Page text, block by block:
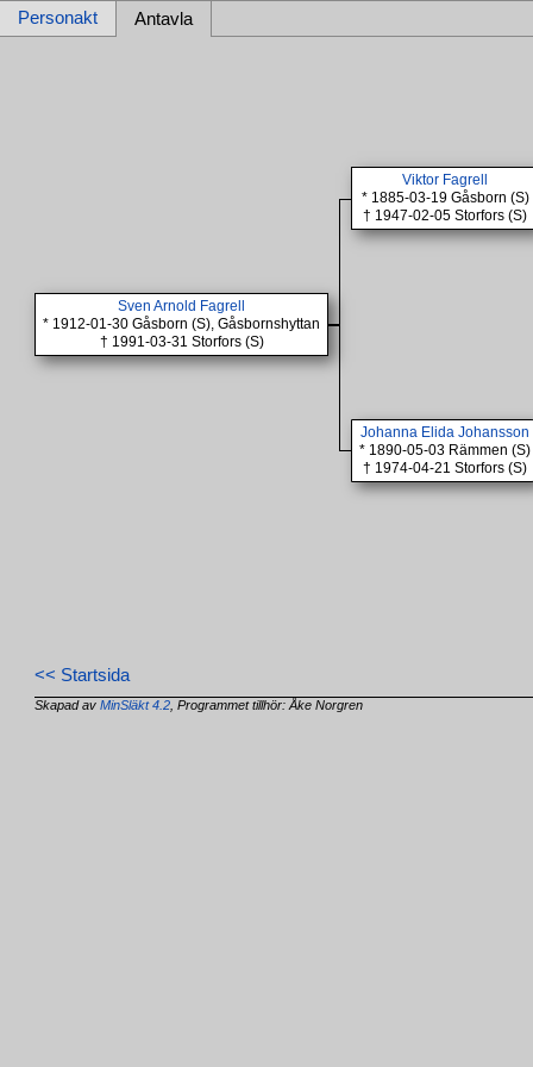
Personakt Antavla
Sven Arnold Fagrell
* 1912-01-30 Gåsborn (S), Gåsbornshyttan
† 1991-03-31 Storfors (S)
Viktor Fagrell
* 1885-03-19 Gåsborn (S)
† 1947-02-05 Storfors (S)
Johanna Elida Johansson
* 1890-05-03 Rämmen (S)
† 1974-04-21 Storfors (S)
<< Startsida
Skapad avMinSläkt 4.2 , Programmet tillhör: Åke Norgren